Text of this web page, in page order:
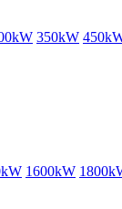
350kW
1600kW